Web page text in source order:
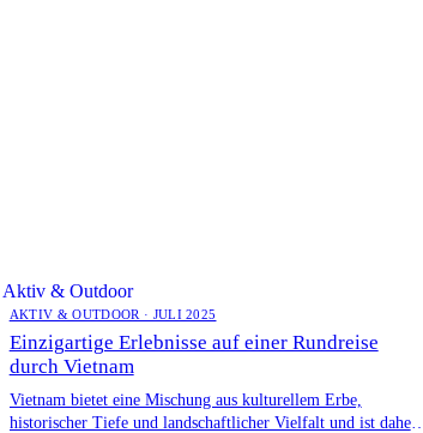
Aktiv & Outdoor
AKTIV & OUTDOOR · JULI 2025
Einzigartige Erlebnisse auf einer Rundreise
durch Vietnam
Vietnam bietet eine Mischung aus kulturellem Erbe,
historischer Tiefe und landschaftlicher Vielfalt und ist daher